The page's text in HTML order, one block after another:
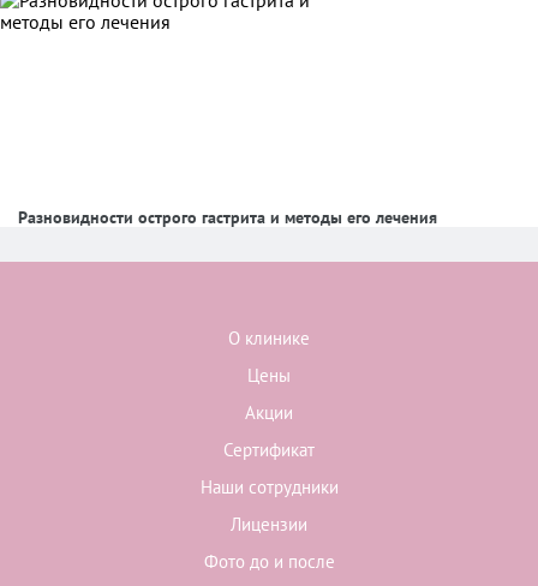
Разновидности острого гастрита и методы его лечения
О клинике
Цены
Акции
Сертификат
Наши сотрудники
Лицензии
Фото до и после